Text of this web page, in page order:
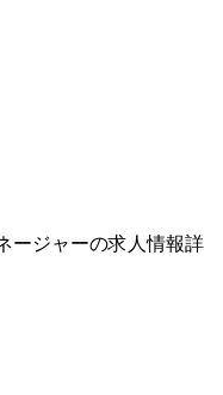
ージャーの求人情報詳